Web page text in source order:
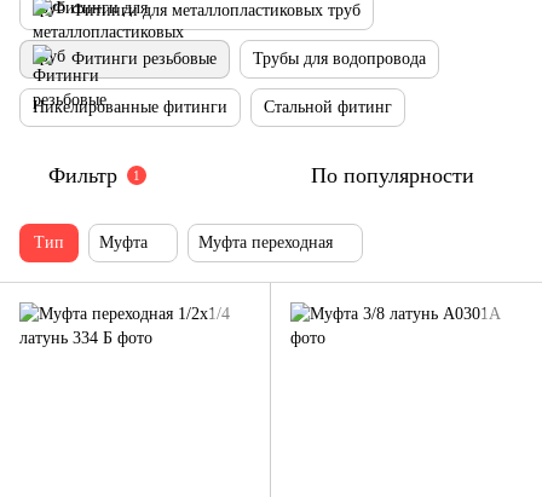
Фитинги для металлопластиковых труб
Фитинги резьбовые Трубы для водопровода
Никелированные фитинги Стальной фитинг
Фильтр 1 По популярности
Тип Муфта Муфта переходная